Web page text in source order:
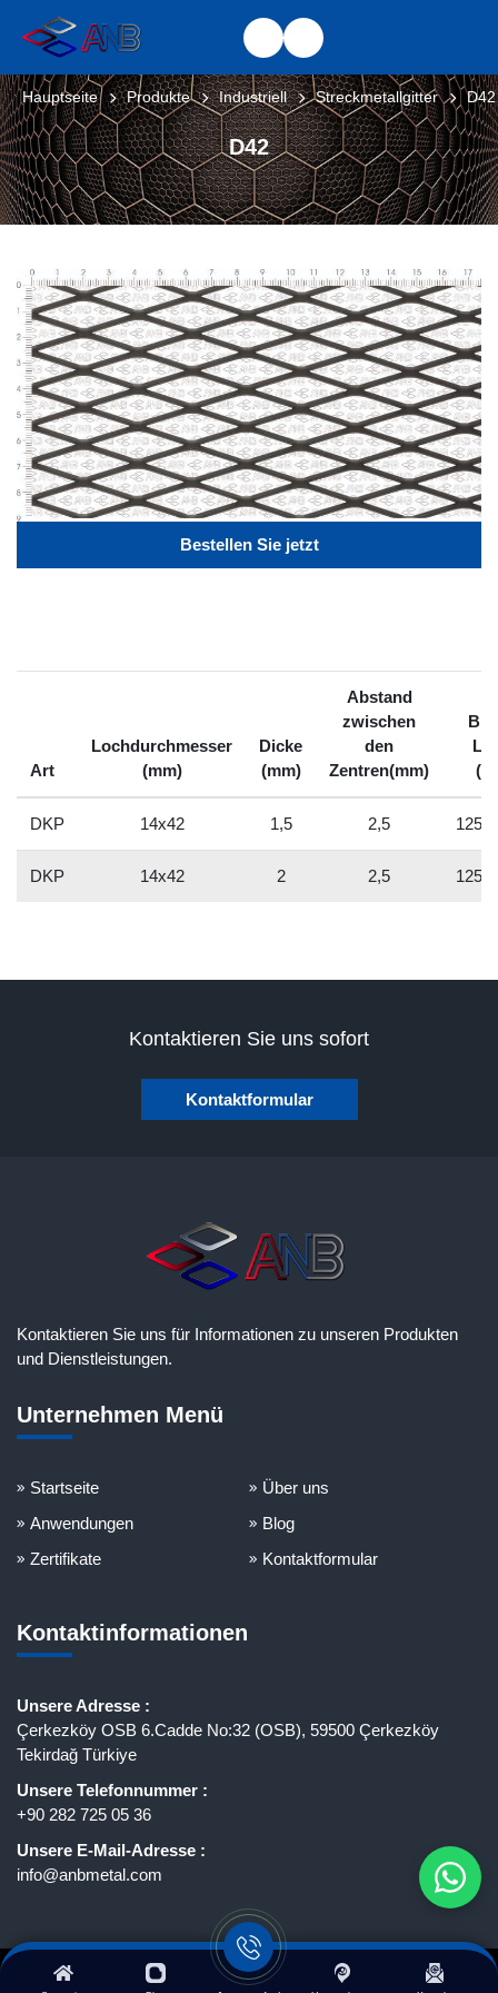
D42
Hauptseite Produkte Industriell Streckmetallgitter D42
Bestellen Sie jetzt
Art
Lochdurchmesser
(mm)
Dicke
(mm)
Abstand
zwischen
den
Zentren(mm)
DKP 14x42 1,5 2,5
DKP 14x42 2 2,5
Kontaktieren Sie uns sofort
Kontaktformular
Kontaktieren Sie uns für Informationen zu unseren Produkten
und Dienstleistungen.
Unternehmen Menü
Startseite
Über uns
Anwendungen
Blog
Zertifikate
Kontaktformular
Kontaktinformationen
Unsere Adresse :
Çerkezköy OSB 6.Cadde No:32 (OSB), 59500 Çerkezköy
Tekirdağ Türkiye
Unsere Telefonnummer :
+90 282 725 05 36
Unsere E-Mail-Adresse :
info@anbmetal.com
ANB Metal - Alle Rechte vorbehalten.